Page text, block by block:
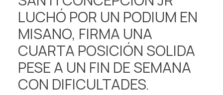
LUCHÓ POR UN PODIUM EN
MISANO, FIRMA UNA
CUARTA POSICIÓN SOLIDA
PESE A UN FIN DE SEMANA
CON DIFICULTADES.